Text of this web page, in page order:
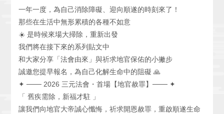
一年一度，為自己消除障礙、迎向順遂的時刻來了！
那些在生活中無形累積的各種不如意
☀️ 是時候來場大掃除，重新出發
我們將在接下來的系列貼文中
和大家分享「法會由來」與祈求地官保佑的小撇步
誠邀您提早報名，為自己化解生命中的阻礙 🙏
✦ ─── 2026 三元法會・首場【地官赦罪】─── ✦
「 舊疾需除，新福才駐 」
讓我們向地官大帝誠心懺悔，祈求開恩赦罪，重啟順遂生命